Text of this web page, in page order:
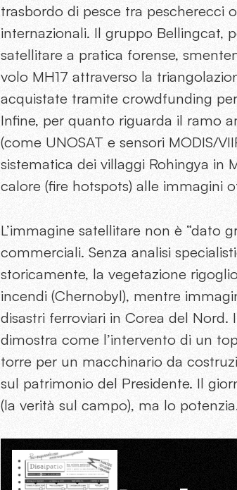
trasbordo di pesce tra pescherecci
internazionali. Il gruppo Bellingcat,
satellitare a pratica forense,
volo MH17 attraverso la
acquistate tramite crowdfunding
Infine, per quanto riguarda il ramo
(come UNOSAT e sensori MODIS/
sistematica dei villaggi Rohingya in
calore (fire hotspots) alle immagini
L’immagine satellitare non è “dato
commerciali. Senza analisi
storicamente, la vegetazione
incendi (Chernobyl), mentre
disastri ferroviari in Corea del
dimostra come l’intervento di un
torre per un macchinario da
sul patrimonio del Presidente. Il
(la verità sul campo), ma lo